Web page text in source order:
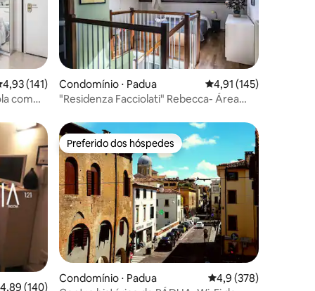
de uma avaliação média de 5, 141 avaliações
4,93 (141)
com
Condomínio ⋅ Padua 4,91 de uma avaliação
4,91 (145)
"Residenza Facciolati" Rebecca- Área
hóspedes
de uma avaliação média de 5, 140 avaliações
4,89 (140)
Preferido dos hóspedes
Preferido dos hóspedes
Condomínio ⋅ Padua 4,9 de uma avaliação
4,9 (378)